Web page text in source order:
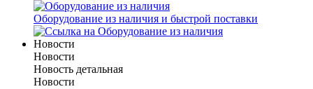
Оборудование из наличия и быстрой поставки
Новости
Новости
Новость детальная
Новости